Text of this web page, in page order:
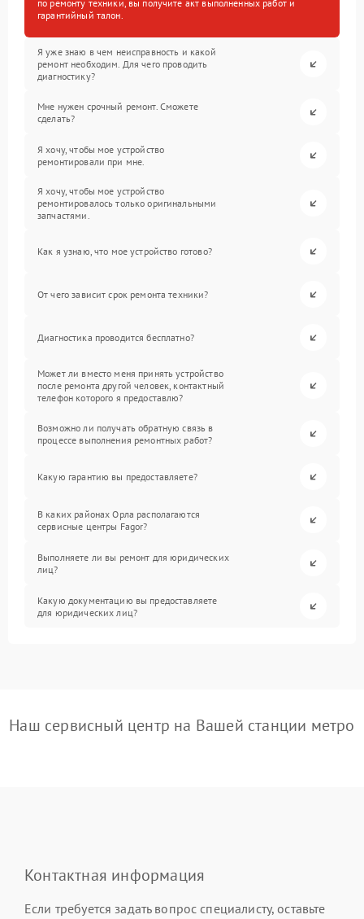
по ремонту техники, вы получите акт выполненных работ и
гарантийный талон.
Я уже знаю в чем неисправность и какой
ремонт необходим. Для чего проводить
диагностику?
Мне нужен срочный ремонт. Сможете
сделать?
Я хочу, чтобы мое устройство
ремонтировали при мне.
Я хочу, чтобы мое устройство
ремонтировалось только оригинальными
запчастями.
Как я узнаю, что мое устройство готово?
От чего зависит срок ремонта техники?
Диагностика проводится бесплатно?
Может ли вместо меня принять устройство
после ремонта другой человек, контактный
телефон которого я предоставлю?
Возможно ли получать обратную связь в
процессе выполнения ремонтных работ?
Какую гарантию вы предоставляете?
В каких районах Орла располагаются
сервисные центры Fagor?
Выполняете ли вы ремонт для юридических
лиц?
Какую документацию вы предоставляете
для юридических лиц?
Наш сервисный центр на Вашей станции метро
Контактная информация
Если требуется задать вопрос специалисту, оставьте